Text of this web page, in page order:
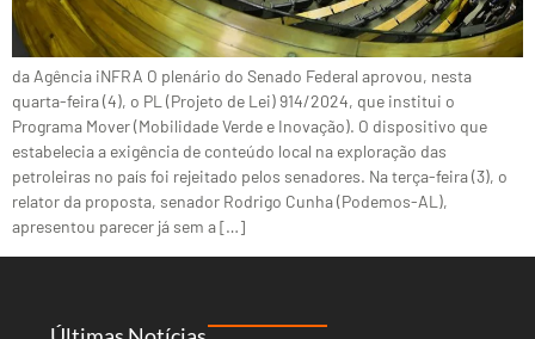
da Agência iNFRA O plenário do Senado Federal aprovou, nesta
quarta-feira (4), o PL (Projeto de Lei) 914/2024, que institui o
Programa Mover (Mobilidade Verde e Inovação). O dispositivo que
estabelecia a exigência de conteúdo local na exploração das
petroleiras no país foi rejeitado pelos senadores. Na terça-feira (3), o
relator da proposta, senador Rodrigo Cunha (Podemos-AL),
apresentou parecer já sem a […]